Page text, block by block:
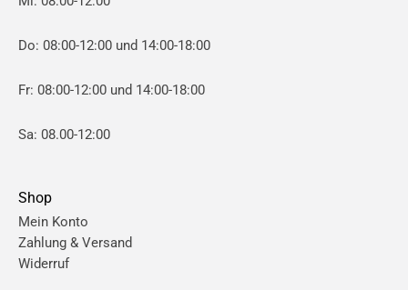
Do: 08:00-12:00 und 14:00-18:00
Fr: 08:00-12:00 und 14:00-18:00
Sa: 08.00-12:00
Shop
Mein Konto
Zahlung & Versand
Widerruf